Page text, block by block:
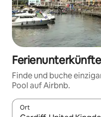
Finde und buche
Pool auf Airbnb.
Ort